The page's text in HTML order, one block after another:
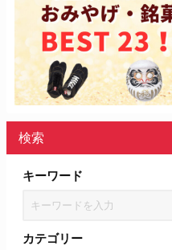
検索
キーワード
カテゴリー